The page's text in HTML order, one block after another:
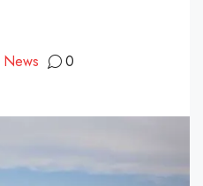
News 0